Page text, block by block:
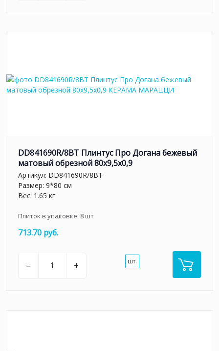
DD841690R/8BT Плинтус Про Догана бежевый
матовый обрезной 80x9,5x0,9
Артикул: DD841690R/8BT
Размер: 9*80 см
Вес: 1.65 кг
Плиток в упаковке: 8шт
713.70 руб.
– + шт.